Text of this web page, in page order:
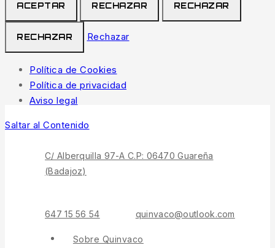
ACEPTAR RECHAZAR RECHAZAR
RECHAZAR Rechazar
Política de Cookies
Política de privacidad
Aviso legal
Saltar al Contenido
C/ Alberquilla 97-A C.P: 06470 Guareña
(Badajoz)
647 15 56 54 quinvaco@outlook.com
Sobre Quinvaco